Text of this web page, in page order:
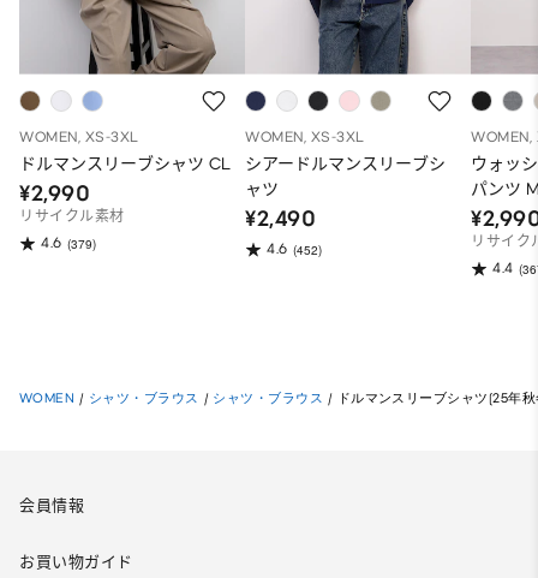
WOMEN, XS-3XL
ドルマンスリーブシャツ CL
¥2,990
リサイクル素材
4.6 (379)
WOMEN, XS-3XL
シアードルマンスリーブシ
ャツ
¥2,490
4.6 (452)
WOMEN,
ウォッ
パンツ
リサイク
4.4
WOMEN / シャツ・ブラウス / シャツ・ブラウス / ドルマンスリーブシャツ(25年
会員情報
お買い物ガイド